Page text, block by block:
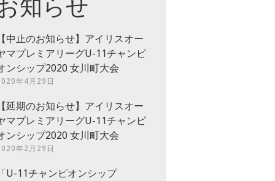
知らせ
中止のお知らせ】アイリスオー
マプレミアリーグU-11チャンピ
ンシップ2020 女川町大会
年4月29日
延期のお知らせ】アイリスオー
マプレミアリーグU-11チャンピ
ンシップ2020 女川町大会
年2月29日
U-11チャンピオンシップ